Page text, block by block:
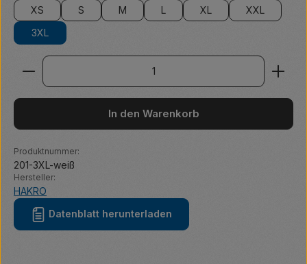
XS S M L XL
XXL
3XL
Produkt Anzahl: Gib den gewünschten Wert ein
In den Warenkorb
Produktnummer:
201-3XL-weiß
Hersteller:
HAKRO
Datenblatt herunterladen